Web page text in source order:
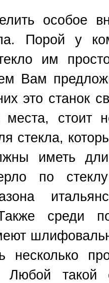
особое
Порой у
им
Вам
это станок
стоит
стекла,
иметь
по
среди
несколько
Любой такой